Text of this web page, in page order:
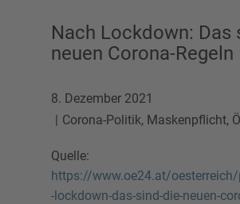
Nach Lockdown: Das
neuen Corona-Regeln
8. Dezember 2021
Corona-Politik, Maskenpflicht,
Quelle:
https://www.oe24.at/
-lockdown-das-sind-die-neuen-